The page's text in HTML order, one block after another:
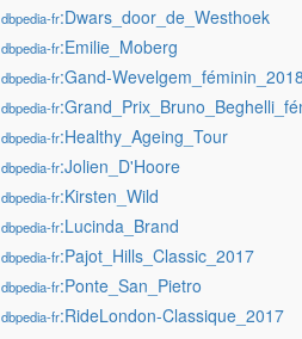
dbpedia-fr:Dwars_door_de_Westhoek
dbpedia-fr:Emilie_Moberg
dbpedia-fr:Gand-
dbpedia-fr
dbpedia-fr:Healthy_Ageing_Tour
dbpedia-fr:Jolien_D'Hoore
dbpedia-fr:Kirsten_Wild
dbpedia-fr:Lucinda_Brand
dbpedia-fr:Pajot_Hills_Classic_2017
dbpedia-fr:Ponte_San_Pietro
dbpedia-fr:RideLondon-Classique_2017